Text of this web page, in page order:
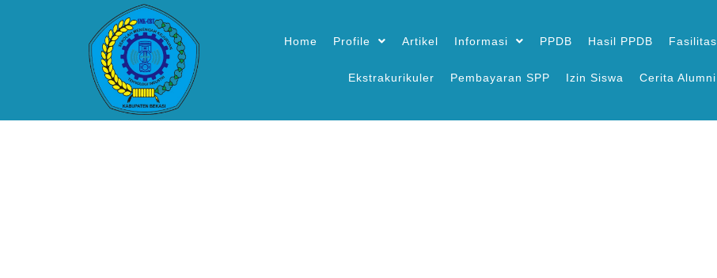
Home Profile Artikel Informasi PPDB Hasil PPDB Fasilitas
Ekstrakurikuler Pembayaran SPP Izin Siswa Cerita Alumni